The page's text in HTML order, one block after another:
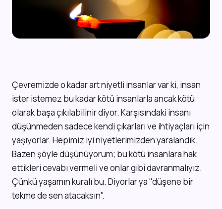
Çevremizde o kadar art niyetli insanlar var ki, insan
ister istemez bu kadar kötü insanlarla ancak kötü
olarak başa çıkılabilinir diyor. Karşısındaki insanı
düşünmeden sadece kendi çıkarları ve ihtiyaçları için
yaşıyorlar. Hepimiz iyi niyetlerimizden yaralandık.
Bazen şöyle düşünüyorum; bu kötü insanlara hak
ettikleri cevabı vermeli ve onlar gibi davranmalıyız.
Çünkü yaşamın kuralı bu. Diyorlar ya "düşene bir
tekme de sen atacaksın".